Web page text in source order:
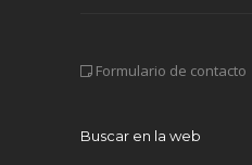
Formulario de contacto
Buscar en la web